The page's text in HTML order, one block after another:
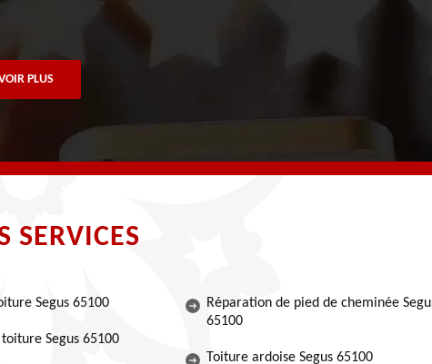
PLUS
SERVICES
Segus 65100
Segus 65100
Réparation de pied de cheminée
65100
Toiture ardoise Segus 65100